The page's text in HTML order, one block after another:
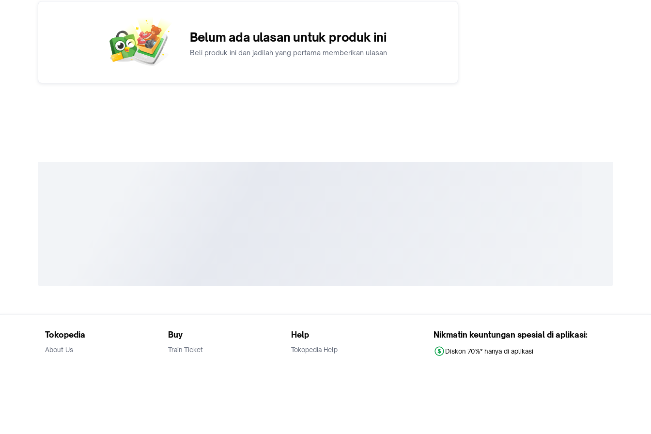
Belum ada ulasan untuk produk ini
Beli produk ini dan jadilah yang pertama memberikan ulasan
Tokopedia
About Us
Buy
Train Ticket
Help
Tokopedia Help
Nikmatin keuntungan spesial di aplikasi:
Diskon 70%* hanya di aplikasi